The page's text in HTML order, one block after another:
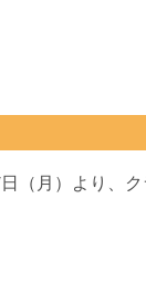
日（月）より、